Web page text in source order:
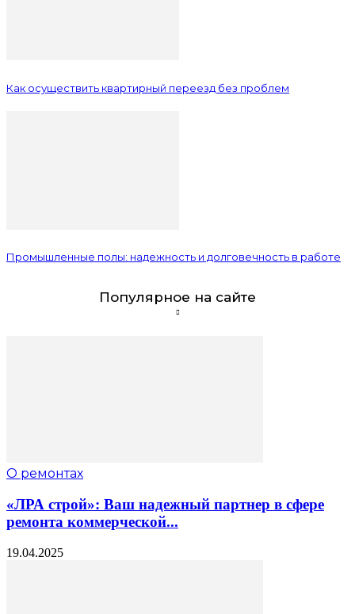
Как осуществить квартирный переезд без проблем
Промышленные полы: надежность и долговечность в работе
Популярное на сайте
О ремонтах
«ЛРА строй»: Ваш надежный партнер в сфере
ремонта коммерческой...
19.04.2025